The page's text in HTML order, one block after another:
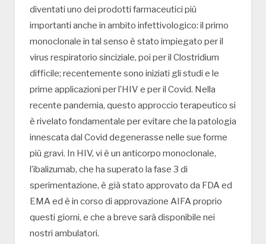
diventati uno dei prodotti farmaceutici più
importanti anche in ambito infettivologico: il primo
monoclonale in tal senso è stato impiegato per il
virus respiratorio sinciziale, poi per il Clostridium
difficile; recentemente sono iniziati gli studi e le
prime applicazioni per l’HIV e per il Covid. Nella
recente pandemia, questo approccio terapeutico si
è rivelato fondamentale per evitare che la patologia
innescata dal Covid degenerasse nelle sue forme
più gravi. In HIV, vi è un anticorpo monoclonale,
l’ibalizumab, che ha superato la fase 3 di
sperimentazione, è già stato approvato da FDA ed
EMA ed è in corso di approvazione AIFA proprio
questi giorni, e che a breve sarà disponibile nei
nostri ambulatori.